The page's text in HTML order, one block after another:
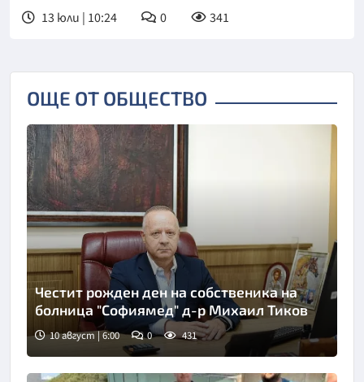
13 юли | 10:24 0 341
ОЩЕ ОТ ОБЩЕСТВО
Честит рожден ден на собственика на
болница "Софиямед" д-р Михаил Тиков
10 август | 6:00 0 431